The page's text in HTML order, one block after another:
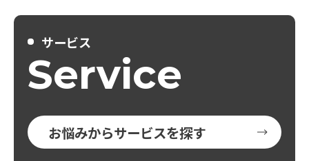
サービス
Service
お悩みからサービスを探す